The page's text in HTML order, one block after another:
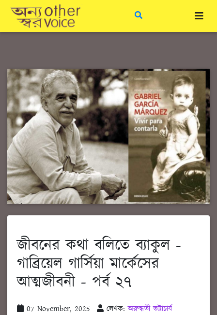
জীবনের কথা বলিতে ব্যাকুল -
গাব্রিয়েল গার্সিয়া মার্কেসের
আত্মজীবনী - পর্ব ২৭
07 November, 2025 লেখক:অরুন্ধতী ভট্টাচার্য